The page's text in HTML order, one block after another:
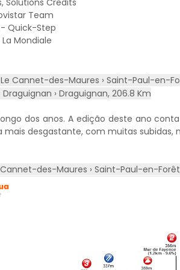
Solutions Credits
Team
- Quick-Step
Mondiale
Cannet-des-Maures › Saint-Paul-en-
› Draguignan, 206.8 Km
dos anos. A edição deste ano
desgastante, com muitas subidas,
des-Maures › Saint-Paul-en-Forêt,